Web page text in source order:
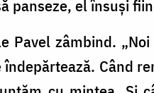
panseze, el însuși
Pavel zâmbind.
Când